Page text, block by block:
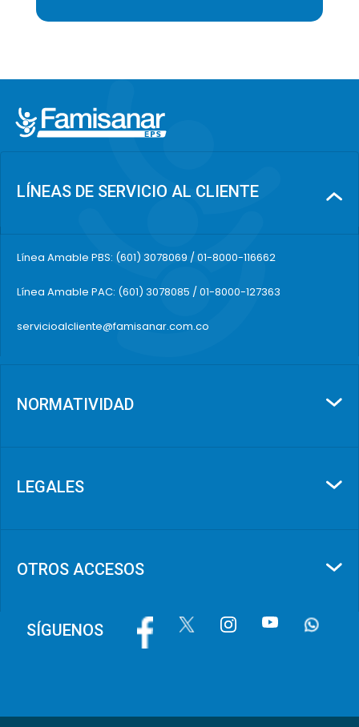
LÍNEAS DE SERVICIO AL CLIENTE
Línea Amable PBS: (601) 3078069 / 01-8000-116662
Línea Amable PAC: (601) 3078085 / 01-8000-127363
servicioalcliente@famisanar.com.co
NORMATIVIDAD
LEGALES
OTROS ACCESOS
SÍGUENOS Imagen Imagen Imagen Imagen Imagen